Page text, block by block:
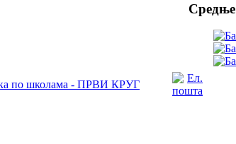
по школама - ПРВИ КРУГ